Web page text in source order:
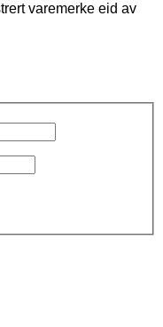
varemerke eid av